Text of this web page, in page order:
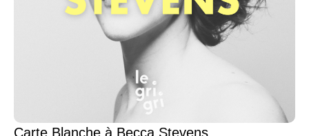
Carte Blanche à Becca Stevens